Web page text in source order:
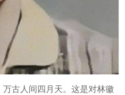
古人间四月天。这是对林徽